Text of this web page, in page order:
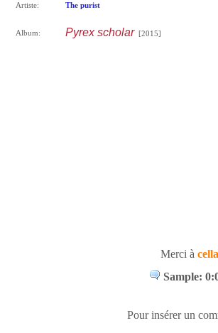
Artiste: The purist
Album: Pyrex scholar[2015]
Merci à
Sample:
Pour insérer un